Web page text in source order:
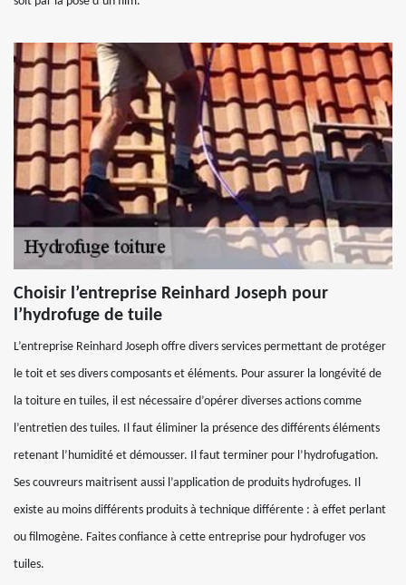
Choisir l’entreprise Reinhard Joseph pour
l’hydrofuge de tuile
L’entreprise Reinhard Joseph offre divers services permettant de protéger
le toit et ses divers composants et éléments. Pour assurer la longévité de
la toiture en tuiles, il est nécessaire d’opérer diverses actions comme
l’entretien des tuiles. Il faut éliminer la présence des différents éléments
retenant l’humidité et démousser. Il faut terminer pour l’hydrofugation.
Ses couvreurs maitrisent aussi l’application de produits hydrofuges. Il
existe au moins différents produits à technique différente : à effet perlant
ou filmogène. Faites confiance à cette entreprise pour hydrofuger vos
tuiles.